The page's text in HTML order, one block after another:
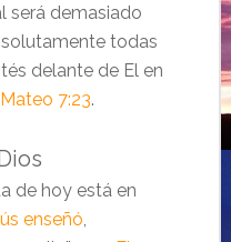
será demasiado
todas
delante de El en
Mateo 7:23.
de hoy está en
enseñó,